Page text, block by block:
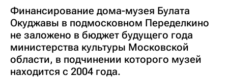
Финансирование дома-музея Булата
Окуджавы в подмосковном Переделкино
не заложено в бюджет будущего года
министерства культуры Московской
области, в подчинении которого музей
находится с 2004 года.